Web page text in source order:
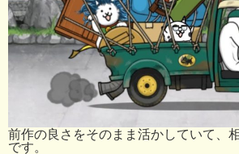
前作の良さをそのまま活かしていて、
です。